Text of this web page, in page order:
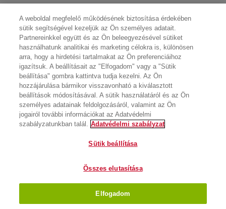
A weboldal megfelelő működésének biztosítása érdekében
sütik segítségével kezeljük az Ön személyes adatait.
Partnereinkkel együtt és az Ön beleegyezésével sütiket
használhatunk analitikai és marketing célokra is, különösen
arra, hogy a hirdetési tartalmakat az Ön preferenciáihoz
igazítsuk. A beállításait az "Elfogadom" vagy a "Sütik
beállítása" gombra kattintva tudja kezelni. Az Ön
hozzájárulása bármikor visszavonható a kiválasztott
beállítások módosításával. A sütik használatáról és az Ön
személyes adatainak feldolgozásáról, valamint az Ön
jogairól további információkat az Adatvédelmi
szabályzatunkban talál. Adatvédelmi szabályzat
Sütik beállítása
Összes elutasítása
Elfogadom